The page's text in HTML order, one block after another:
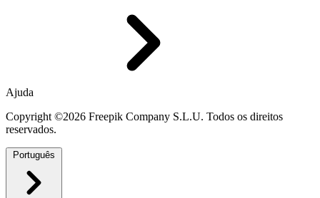
Ajuda
Copyright ©2026 Freepik Company S.L.U. Todos os direitos
reservados.
Português